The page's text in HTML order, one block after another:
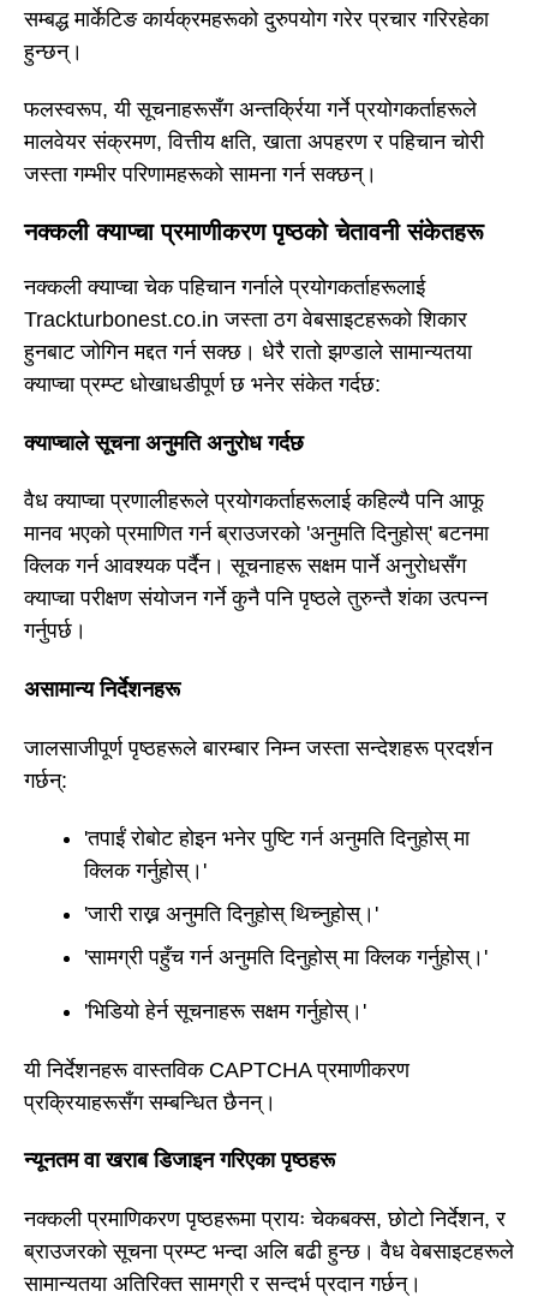
सम्बद्ध मार्केटिङ कार्यक्रमहरूको दुरुपयोग गरेर प्रचार गरिरहेका
हुन्छन्।
फलस्वरूप, यी सूचनाहरूसँग अन्तर्क्रिया गर्ने प्रयोगकर्ताहरूले
मालवेयर संक्रमण, वित्तीय क्षति, खाता अपहरण र पहिचान चोरी
जस्ता गम्भीर परिणामहरूको सामना गर्न सक्छन्।
नक्कली क्याप्चा प्रमाणीकरण पृष्ठको चेतावनी संकेतहरू
नक्कली क्याप्चा चेक पहिचान गर्नाले प्रयोगकर्ताहरूलाई
Trackturbonest.co.in जस्ता ठग वेबसाइटहरूको शिकार
हुनबाट जोगिन मद्दत गर्न सक्छ। धेरै रातो झण्डाले सामान्यतया
क्याप्चा प्रम्प्ट धोखाधडीपूर्ण छ भनेर संकेत गर्दछ:
क्याप्चाले सूचना अनुमति अनुरोध गर्दछ
वैध क्याप्चा प्रणालीहरूले प्रयोगकर्ताहरूलाई कहिल्यै पनि आफू
मानव भएको प्रमाणित गर्न ब्राउजरको 'अनुमति दिनुहोस्' बटनमा
क्लिक गर्न आवश्यक पर्दैन। सूचनाहरू सक्षम पार्ने अनुरोधसँग
क्याप्चा परीक्षण संयोजन गर्ने कुनै पनि पृष्ठले तुरुन्तै शंका उत्पन्न
गर्नुपर्छ।
असामान्य निर्देशनहरू
जालसाजीपूर्ण पृष्ठहरूले बारम्बार निम्न जस्ता सन्देशहरू प्रदर्शन
गर्छन्:
'तपाईं रोबोट होइन भनेर पुष्टि गर्न अनुमति दिनुहोस् मा
क्लिक गर्नुहोस्।'
'जारी राख्न अनुमति दिनुहोस् थिच्नुहोस्।'
'सामग्री पहुँच गर्न अनुमति दिनुहोस् मा क्लिक गर्नुहोस्।'
'भिडियो हेर्न सूचनाहरू सक्षम गर्नुहोस्।'
यी निर्देशनहरू वास्तविक CAPTCHA प्रमाणीकरण
प्रक्रियाहरूसँग सम्बन्धित छैनन्।
न्यूनतम वा खराब डिजाइन गरिएका पृष्ठहरू
नक्कली प्रमाणिकरण पृष्ठहरूमा प्रायः चेकबक्स, छोटो निर्देशन, र
ब्राउजरको सूचना प्रम्प्ट भन्दा अलि बढी हुन्छ। वैध वेबसाइटहरूले
सामान्यतया अतिरिक्त सामग्री र सन्दर्भ प्रदान गर्छन्।